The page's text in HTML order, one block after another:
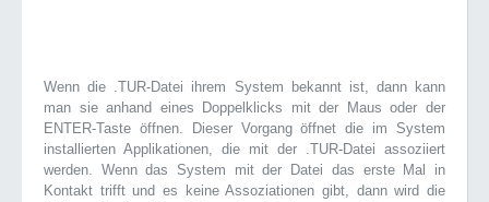
Wenn die .TUR-Datei ihrem System bekannt ist, dann kann
man sie anhand eines Doppelklicks mit der Maus oder der
ENTER-Taste öffnen. Dieser Vorgang öffnet die im System
installierten Applikationen, die mit der .TUR-Datei assoziiert
werden. Wenn das System mit der Datei das erste Mal in
Kontakt trifft und es keine Assoziationen gibt, dann wird die